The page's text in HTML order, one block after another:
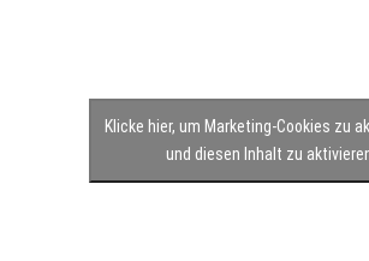
Klicke hier, um Marketing-Cookies zu
und diesen Inhalt zu